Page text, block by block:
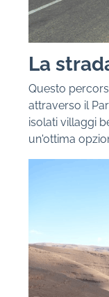
La
Questo
attraverso il
isolati villaggi
un'ottima